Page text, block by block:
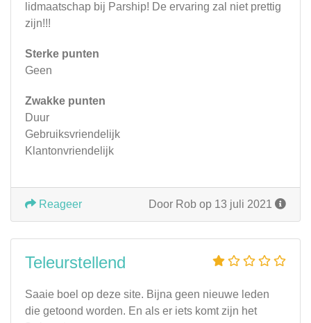
lidmaatschap bij Parship! De ervaring zal niet prettig
zijn!!!
Sterke punten
Geen
Zwakke punten
Duur
Gebruiksvriendelijk
Klantonvriendelijk
Door Rob op 13 juli 2021
Reageer
Teleurstellend
Saaie boel op deze site. Bijna geen nieuwe leden
die getoond worden. En als er iets komt zijn het